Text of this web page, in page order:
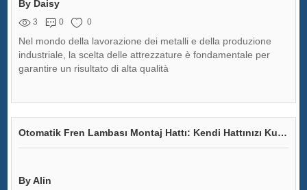
By Daisy
3 0 0
Nel mondo della lavorazione dei metalli e della produzione
industriale, la scelta delle attrezzature è fondamentale per
garantire un risultato di alta qualità
Otomatik Fren Lambası Montaj Hattı: Kendi Hattınızı Kurmak İster Misiniz?
By Alin